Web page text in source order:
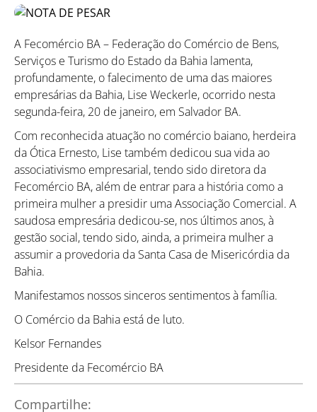
A Fecomércio BA – Federação do Comércio de Bens,
Serviços e Turismo do Estado da Bahia lamenta,
profundamente, o falecimento de uma das maiores
empresárias da Bahia, Lise Weckerle, ocorrido nesta
segunda-feira, 20 de janeiro, em Salvador BA.
Com reconhecida atuação no comércio baiano, herdeira
da Ótica Ernesto, Lise também dedicou sua vida ao
associativismo empresarial, tendo sido diretora da
Fecomércio BA, além de entrar para a história como a
primeira mulher a presidir uma Associação Comercial. A
saudosa empresária dedicou-se, nos últimos anos, à
gestão social, tendo sido, ainda, a primeira mulher a
assumir a provedoria da Santa Casa de Misericórdia da
Bahia.
Manifestamos nossos sinceros sentimentos à família.
O Comércio da Bahia está de luto.
Kelsor Fernandes
Presidente da Fecomércio BA
Compartilhe: